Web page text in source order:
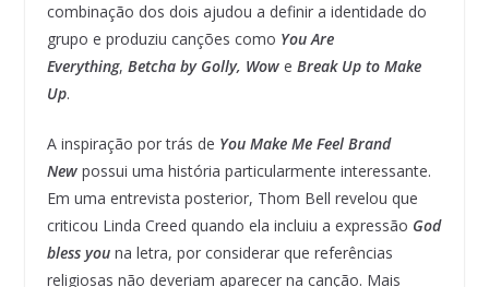
combinação dos dois ajudou a definir a identidade do
grupo e produziu canções como You Are
Everything, Betcha by Golly, Wowe Break Up to Make
Up.
A inspiração por trás de You Make Me Feel Brand
Newpossui uma história particularmente interessante.
Em uma entrevista posterior, Thom Bell revelou que
criticou Linda Creed quando ela incluiu a expressão God
bless youna letra, por considerar que referências
religiosas não deveriam aparecer na canção. Mais